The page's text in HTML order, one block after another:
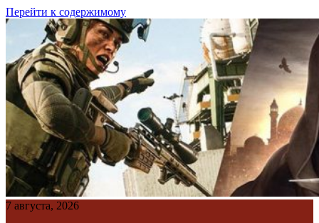
Перейти к содержимому
7 августа, 2026